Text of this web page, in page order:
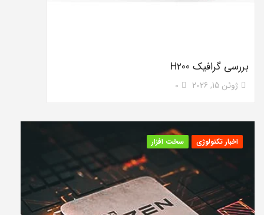
بررسی گرافیک H200
ژوئن 15, 2026 0
اخبار تکنولوژی سخت افزار